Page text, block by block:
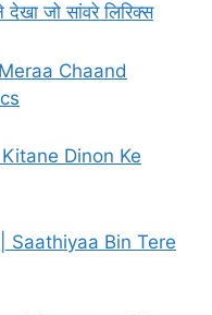
जो सांवरे लिरिक्स
Meraa Chaand
| Kitane Dinon Ke
| Saathiyaa Bin Tere